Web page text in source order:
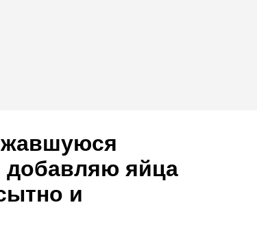
добавляю яйца
и